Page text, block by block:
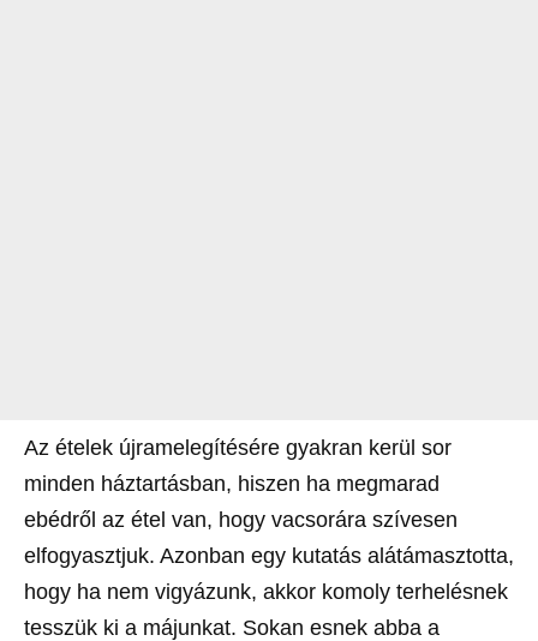
Az ételek újramelegítésére gyakran kerül sor
minden háztartásban, hiszen ha megmarad
ebédről az étel van, hogy vacsorára szívesen
elfogyasztjuk. Azonban egy kutatás alátámasztotta,
hogy ha nem vigyázunk, akkor komoly terhelésnek
tesszük ki a májunkat. Sokan esnek abba a